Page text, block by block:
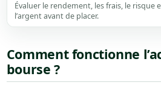
Évaluer le rendement, les frais, le risque
l’argent avant de placer.
Comment fonctionne
bourse ?